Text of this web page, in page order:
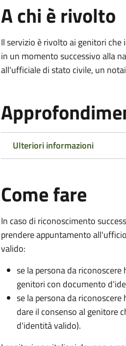
A chi è rivolto
Il servizio è rivolto ai genitori
in un momento successivo alla
all'ufficiale di stato civile, un
Ulteriori informazioni
Come fare
In caso di riconoscimento
prendere appuntamento
valido:
se la persona da
genitori con documento
se la persona da
dare il consenso al genitore
d'identità valido).